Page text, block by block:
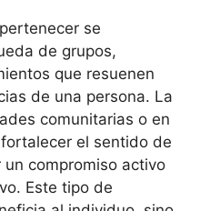
se
de grupos,
que resuenen
de una persona. La
comunitarias o en
el sentido de
compromiso activo
Este tipo de